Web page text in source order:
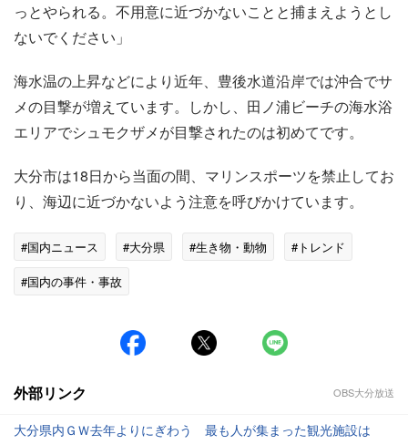
っとやられる。不用意に近づかないことと捕まえようとし
ないでください」
海水温の上昇などにより近年、豊後水道沿岸では沖合でサ
メの目撃が増えています。しかし、田ノ浦ビーチの海水浴
エリアでシュモクザメが目撃されたのは初めてです。
大分市は18日から当面の間、マリンスポーツを禁止してお
り、海辺に近づかないよう注意を呼びかけています。
#国内ニュース #大分県 #生き物・動物
#トレンド
#国内の事件・事故
外部リンク OBS大分放送
大分県内ＧＷ去年よりにぎわう 最も人が集まった観光施設は